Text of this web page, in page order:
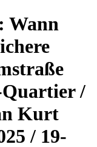
Wann
Quartier /
Kurt
/ 19-